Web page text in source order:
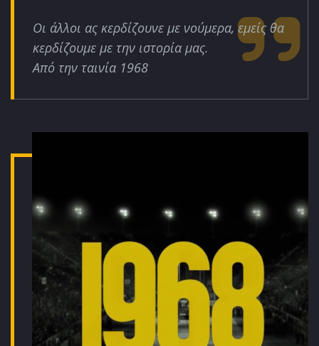
Οι άλλοι ας κερδίζουνε με νούμερα, εμείς θα
κερδίζουμε με την ιστορία μας.
Από την ταινία 1968